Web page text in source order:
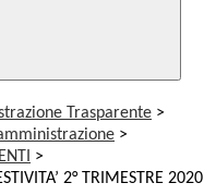
Trasparente >
>
>
2° TRIMESTRE 2020